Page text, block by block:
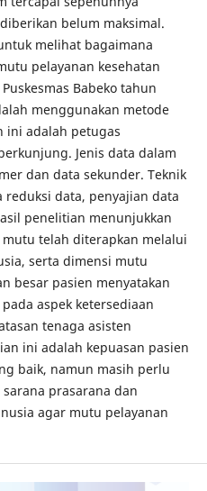
belum maksimal.
melihat bagaimana
pelayanan kesehatan
Babeko tahun
menggunakan metode
ini adalah petugas
Jenis data dalam
dan data sekunder. Teknik
data, penyajian data
penelitian menunjukkan
telah diterapkan melalui
serta dimensi mutu
besar pasien menyatakan
aspek ketersediaan
tenaga asisten
ini adalah kepuasan pasien
baik, namun masih perlu
prasarana dan
agar mutu pelayanan